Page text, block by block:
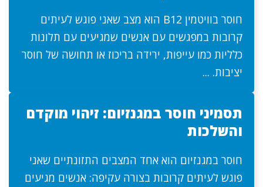
חוסר בוויטמין B12 הוא מצב שאני פוגש לעיתים
קרובות במפגשים עם אנשים שמגיעים עם תלונות
כלליות כמו עייפות, ירידה בריכוז או תחושה של חוסר
יציבות. ...
תסמיני חוסר במגנזיום: זיהוי מוקדם
והשלכות
חוסר במגנזיום הוא אחד המצבים התזונתיים שאני
פוגש לעיתים קרובות בצורה עקיפה: אנשים מגיעים